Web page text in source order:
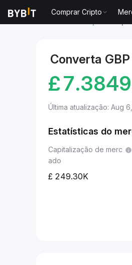
Comprar Cripto
Converta
£
Última atualização: Aug
Estatísticas do
Capitalização de merc
ado
249.30K